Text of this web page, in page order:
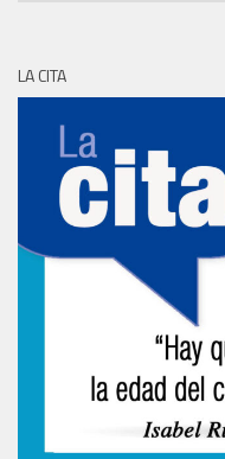
LA CITA